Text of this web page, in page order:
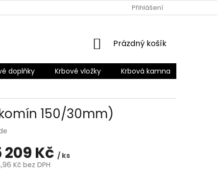
OSOBNÍCH ÚDAJŮ Přihlášení
NÁKUPNÍ
Prázdný košík
doplňky Krbové vložky Krbová kamna
150/30mm)
209 Kč / ks
Kčbez DPH